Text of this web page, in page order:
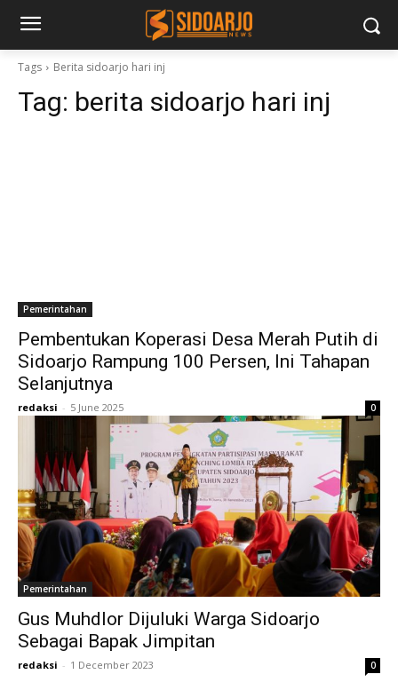
Tags Berita sidoarjo hari inj
Tag: berita sidoarjo hari inj
Pemerintahan
Pembentukan Koperasi Desa Merah Putih di
Sidoarjo Rampung 100 Persen, Ini Tahapan
Selanjutnya
redaksi - 5 June 2025 0
Pemerintahan
Gus Muhdlor Dijuluki Warga Sidoarjo
Sebagai Bapak Jimpitan
redaksi - 1 December 2023 0